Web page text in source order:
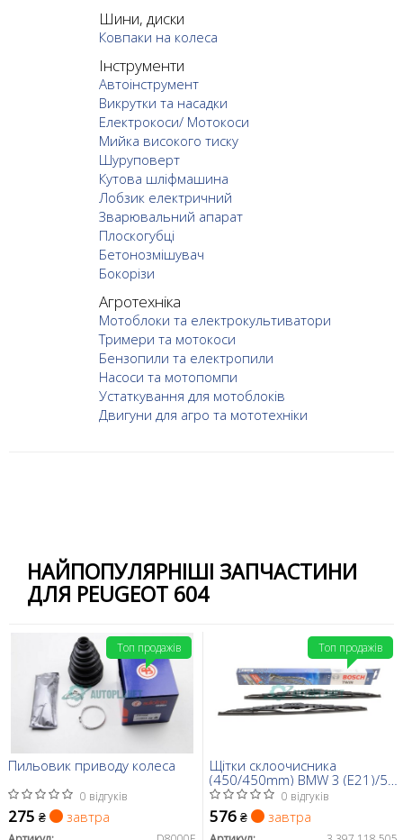
Шини, диски
Ковпаки на колеса
Інструменти
Автоінструмент
Викрутки та насадки
Електрокоси/ Мотокоси
Мийка високого тиску
Шуруповерт
Кутова шліфмашина
Лобзик електричний
Зварювальний апарат
Плоскогубці
Бетонозмішувач
Бокорізи
Агротехніка
Мотоблоки та електрокультиватори
Тримери та мотокоси
Бензопили та електропили
Насоси та мотопомпи
Устаткування для мотоблоків
Двигуни для агро та мототехніки
НАЙПОПУЛЯРНІШІ ЗАПЧАСТИНИ
ДЛЯ PEUGEOT 604
Пильовик приводу колеса
0 відгуків
275 ₴ завтра
Топ продажів
Щітки склоочисника
(450/450mm) BMW 3 (E21)/5
(E12/E28)/6 (E24) 71-89
0 відгуків
576 ₴ завтра
Топ продажів